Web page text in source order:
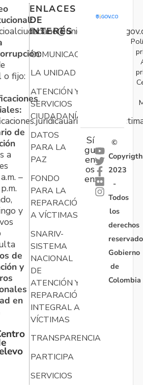
o fijo:
de
a
–
y
de
y
en
ENLACES
DE
INTERÉS
COMUNICACIONES
LA UNIDAD
ATENCIÓN Y
SERVICIOS
CIUDADANÍA
DATOS
PARA LA
PAZ
FONDO
PARA LA
REPARACIÓN
A VÍCTIMAS
SNARIV-
SISTEMA
NACIONAL
DE
ATENCIÓN Y
REPARACIÓN
INTEGRAL A
VÍCTIMAS
TRANSPARENCIA
PARTICIPA
SERVICIOS
Sí
gu
en
os
en:
©
Copyrigth
2023
-
Todos
los
derechos
Gobierno
de
Colombia